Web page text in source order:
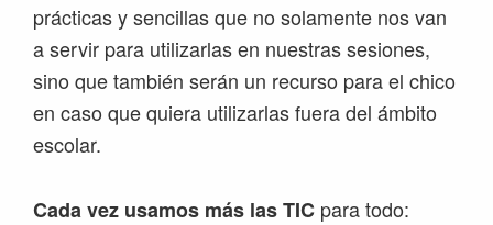
prácticas y sencillas que no solamente nos van
a servir para utilizarlas en nuestras sesiones,
sino que también serán un recurso para el chico
en caso que quiera utilizarlas fuera del ámbito
escolar.
Cada vez usamos más las TIC para todo: